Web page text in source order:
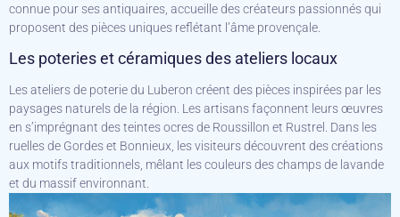
connue pour ses antiquaires, accueille des créateurs passionnés qui
proposent des pièces uniques reflétant l’âme provençale.
Les poteries et céramiques des ateliers locaux
Les ateliers de poterie du Luberon créent des pièces inspirées par les
paysages naturels de la région. Les artisans façonnent leurs œuvres
en s’imprégnant des teintes ocres de Roussillon et Rustrel. Dans les
ruelles de Gordes et Bonnieux, les visiteurs découvrent des créations
aux motifs traditionnels, mêlant les couleurs des champs de lavande
et du massif environnant.